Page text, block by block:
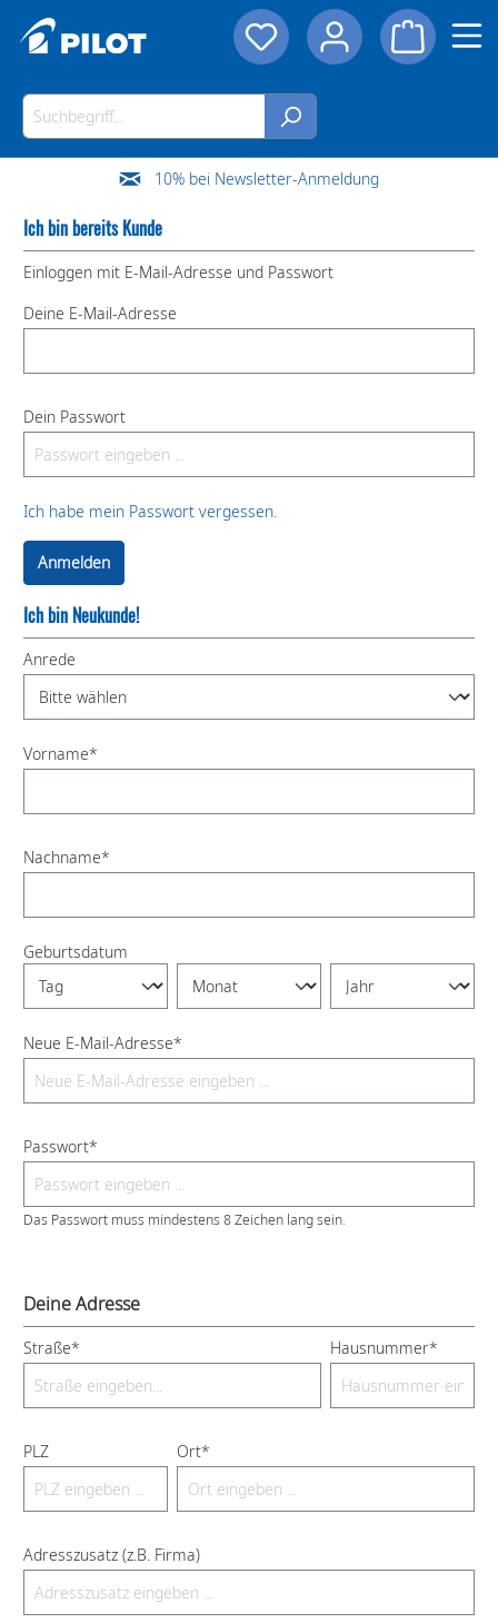
10% bei Newsletter-Anmeldung
Ich bin bereits Kunde
Einloggen mit E-Mail-Adresse und Passwort
Deine E-Mail-Adresse
Dein Passwort
Ich habe mein Passwort vergessen.
Anmelden
Ich bin Neukunde!
Anrede
Vorname*
Nachname*
Geburtsdatum
Neue E-Mail-Adresse*
Passwort*
Das Passwort muss mindestens 8 Zeichen lang sein.
Deine Adresse
Straße* Hausnummer*
PLZ Ort*
Adresszusatz (z.B. Firma)